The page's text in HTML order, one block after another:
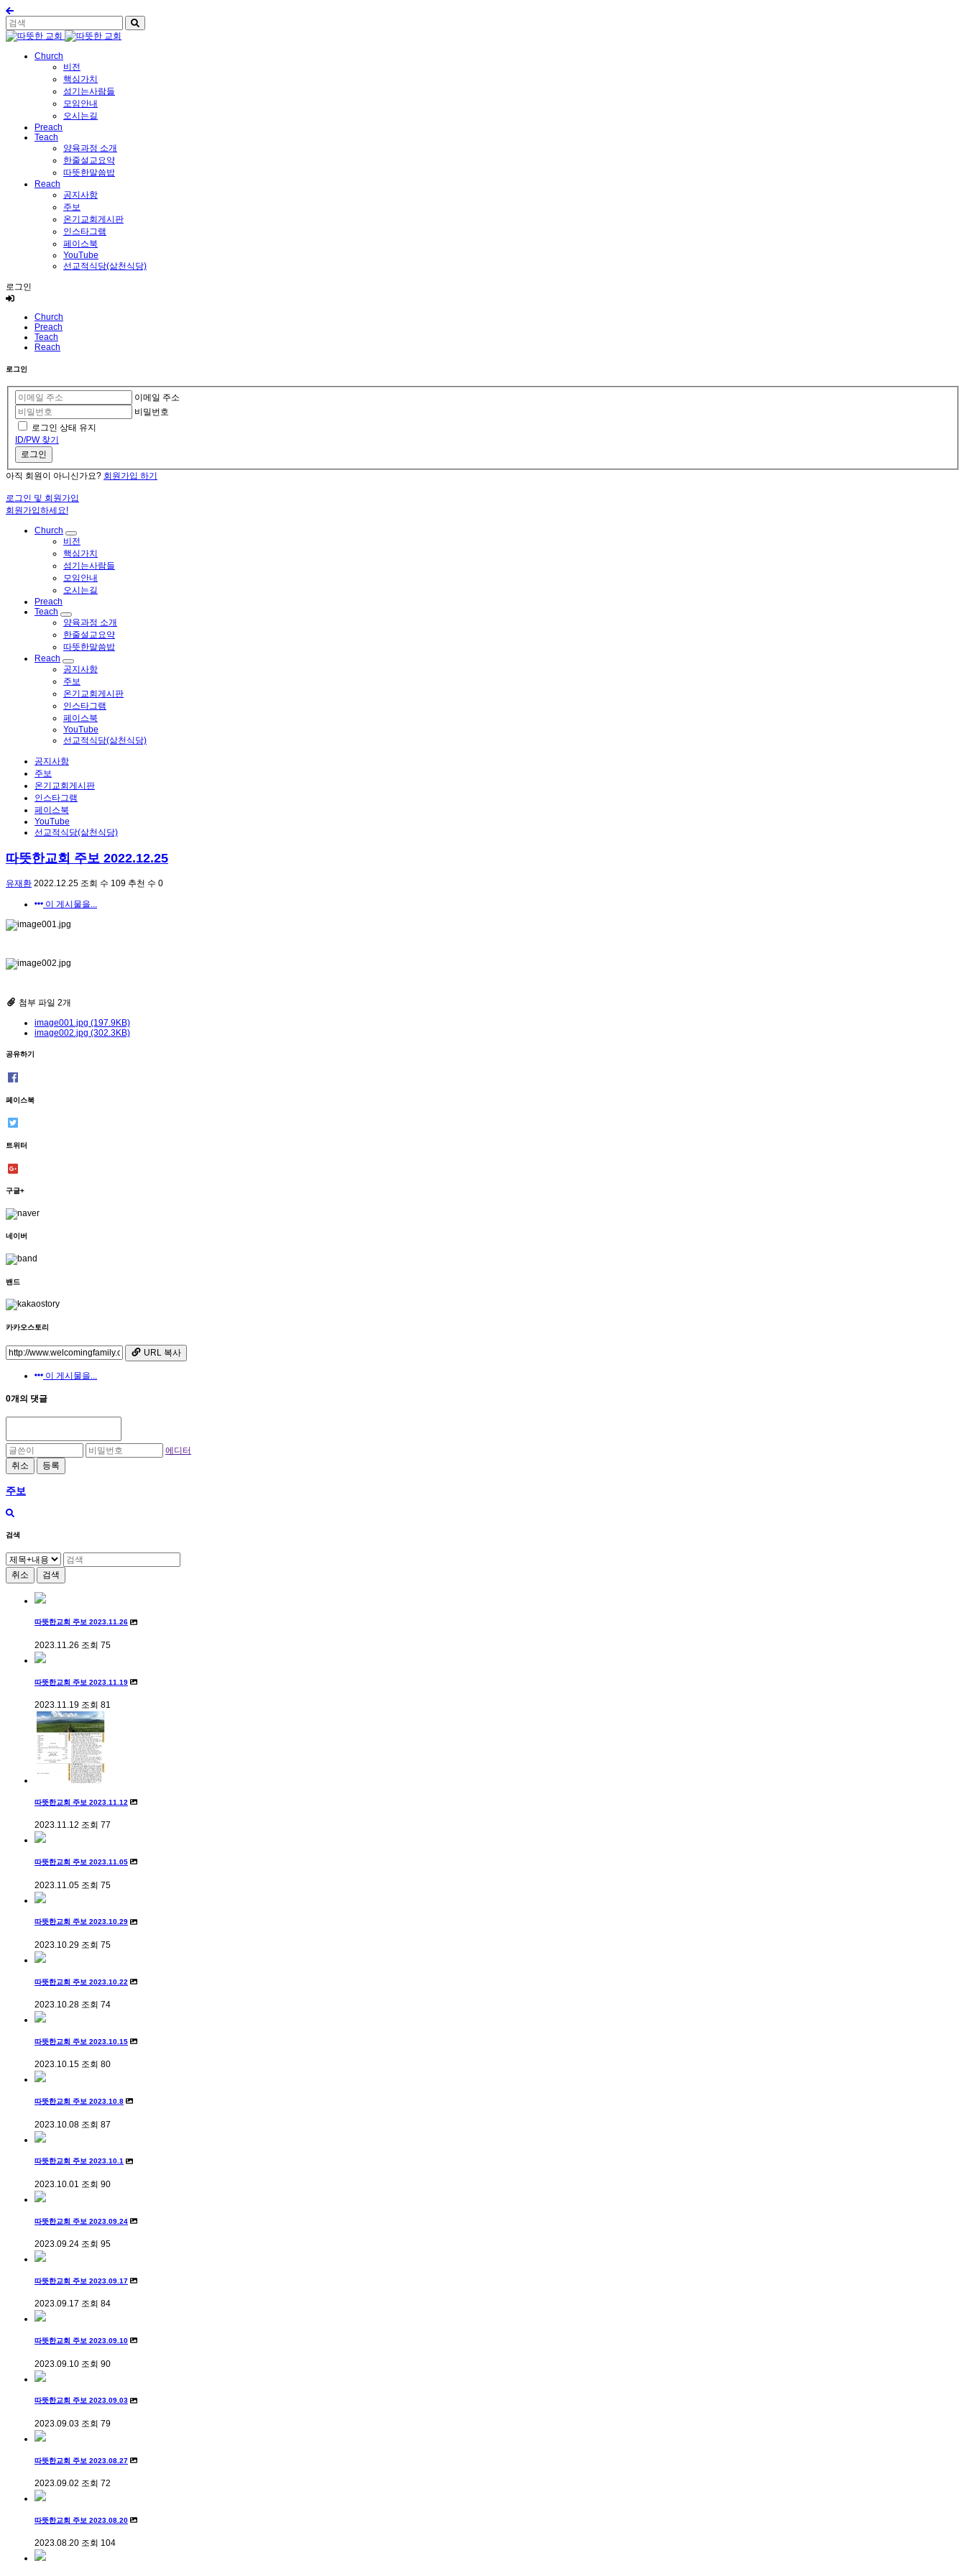
Church
비전
핵심가치
섬기는사람들
모임안내
오시는길
Preach
Teach
양육과정 소개
한줄설교요약
따뜻한말씀밥
Reach
공지사항
주보
온기교회게시판
인스타그램
페이스북
YouTube
선교적식당(삶천식당)
로그인
Church
Preach
Teach
Reach
로그인
이메일 주소
비밀번호
로그인 상태 유지
ID/PW 찾기
로그인
아직 회원이 아니신가요? 회원가입 하기
로그인 및 회원가입
회원가입하세요!
Church
비전
핵심가치
섬기는사람들
모임안내
오시는길
Preach
Teach
양육과정 소개
한줄설교요약
따뜻한말씀밥
Reach
공지사항
주보
온기교회게시판
인스타그램
페이스북
YouTube
선교적식당(삶천식당)
공지사항
주보
온기교회게시판
인스타그램
페이스북
YouTube
선교적식당(삶천식당)
따뜻한교회 주보 2022.12.25
유재환 2022.12.25 조회 수 109 추천 수 0
이 게시물을...
첨부 파일 2개
image001.jpg (197.9KB)
image002.jpg (302.3KB)
공유하기
페이스북
트위터
구글+
네이버
밴드
카카오스토리
URL 복사
이 게시물을...
0개의 댓글
에디터
취소
등록
주보
검색
취소 검색
따뜻한교회 주보 2023.11.26
2023.11.26 조회 75
따뜻한교회 주보 2023.11.19
2023.11.19 조회 81
따뜻한교회 주보 2023.11.12
2023.11.12 조회 77
따뜻한교회 주보 2023.11.05
2023.11.05 조회 75
따뜻한교회 주보 2023.10.29
2023.10.29 조회 75
따뜻한교회 주보 2023.10.22
2023.10.28 조회 74
따뜻한교회 주보 2023.10.15
2023.10.15 조회 80
따뜻한교회 주보 2023.10.8
2023.10.08 조회 87
따뜻한교회 주보 2023.10.1
2023.10.01 조회 90
따뜻한교회 주보 2023.09.24
2023.09.24 조회 95
따뜻한교회 주보 2023.09.17
2023.09.17 조회 84
따뜻한교회 주보 2023.09.10
2023.09.10 조회 90
따뜻한교회 주보 2023.09.03
2023.09.03 조회 79
따뜻한교회 주보 2023.08.27
2023.09.02 조회 72
따뜻한교회 주보 2023.08.20
2023.08.20 조회 104